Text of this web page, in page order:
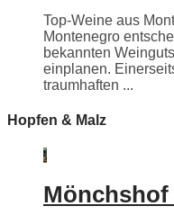
Top-Weine aus
Montenegro
bekannten
einplanen.
traumhaften ...
Hopfen & Malz